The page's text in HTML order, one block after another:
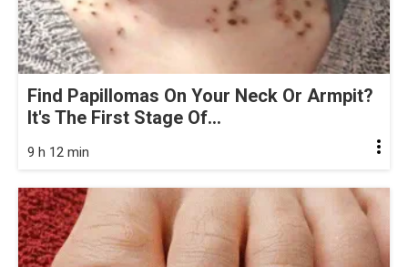
Find Papillomas On Your Neck Or Armpit?
It's The First Stage Of...
9 h 12 min